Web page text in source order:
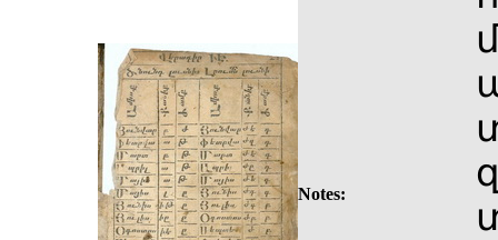
Notes: